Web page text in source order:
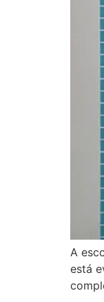
A
está